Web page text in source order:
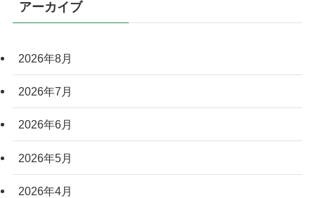
アーカイブ
2026年8月
2026年7月
2026年6月
2026年5月
2026年4月